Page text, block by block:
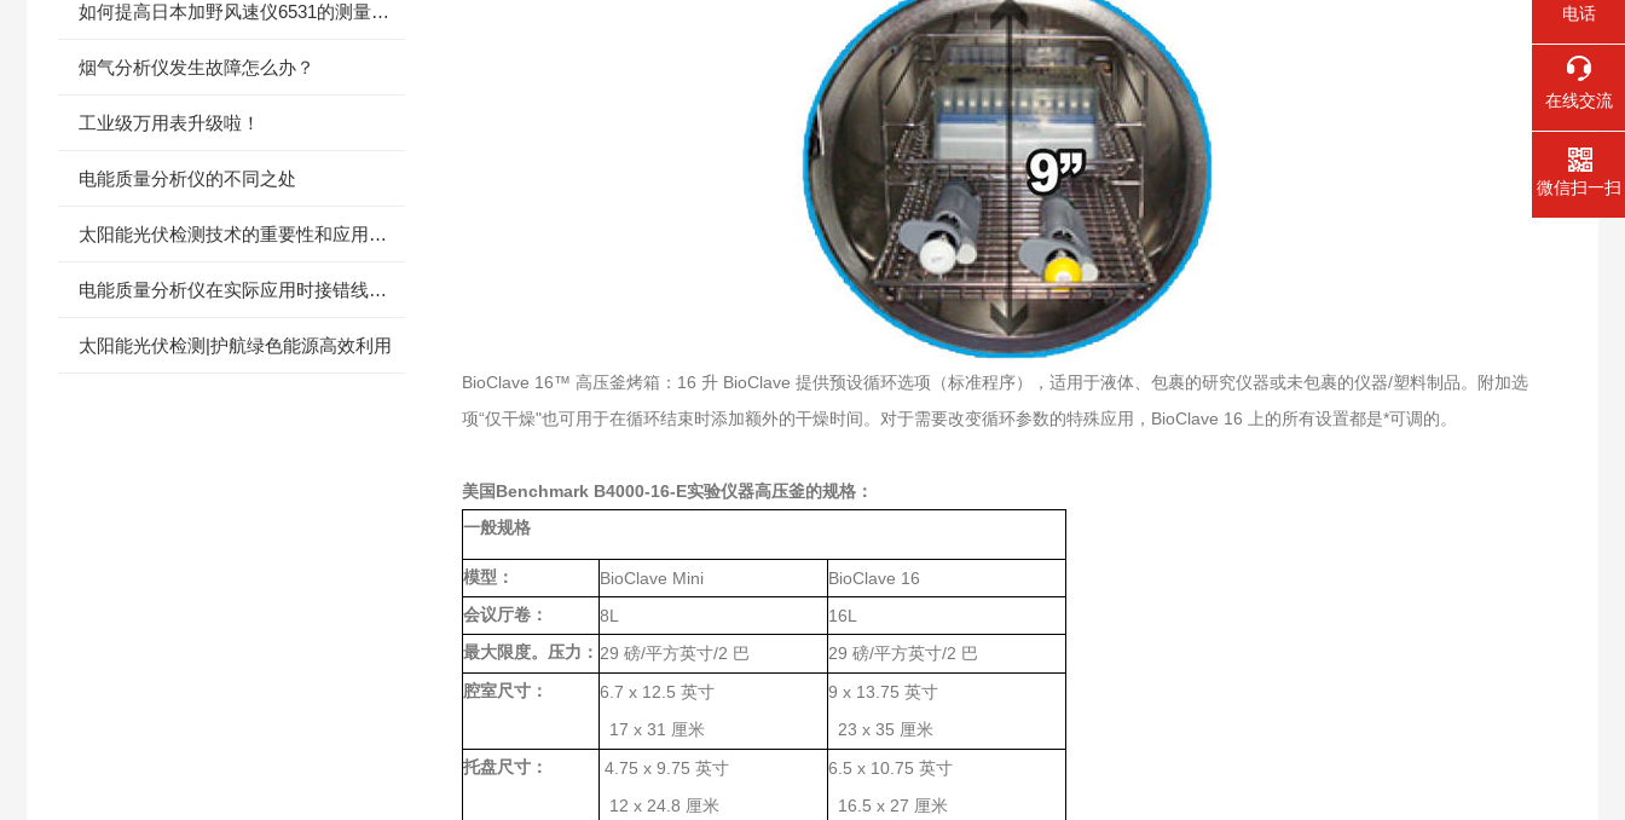
如何提高日本加野风速仪6531的测量精度？
烟气分析仪发生故障怎么办？
工业级万用表升级啦！
电能质量分析仪的不同之处
太阳能光伏检测技术的重要性和应用前景
电能质量分析仪在实际应用时接错线怎么办？
太阳能光伏检测|护航绿色能源高效利用
BioClave 16™ 高压釜烤箱：16 升 BioClave 提供预设循环选项（标准程序），适用于液体、包裹的研究仪器或未包裹的仪器/塑料制品。附加选
项“仅干燥"也可用于在循环结束时添加额外的干燥时间。对于需要改变循环参数的特殊应用，BioClave 16 上的所有设置都是*可调的。
美国Benchmark B4000-16-E实验仪器高压釜的规格：
一般规格
模型： BioClave Mini BioClave 16
会议厅卷： 8L 16L
最大限度。压力： 29磅/平方英寸/2 巴 29磅/平方英寸/2 巴
腔室尺寸： 6.7 x 12.5英寸
17 x 31 厘米
9 x 13.75英寸
23 x 35 厘米
托盘尺寸： 4.75 x 9.75英寸
12 x 24.8 厘米
6.5 x 10.75英寸
16.5 x 27 厘米
电话
在线交流
微信扫一扫